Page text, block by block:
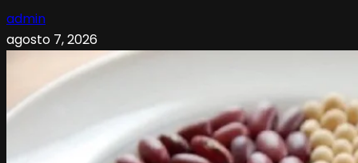
admin
agosto 7, 2026